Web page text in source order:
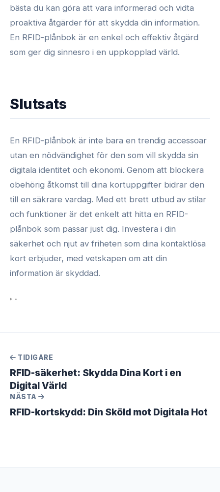
bästa du kan göra att vara informerad och vidta
proaktiva åtgärder för att skydda din information.
En RFID-plånbok är en enkel och effektiv åtgärd
som ger dig sinnesro i en uppkopplad värld.
Slutsats
En RFID-plånbok är inte bara en trendig accessoar
utan en nödvändighet för den som vill skydda sin
digitala identitet och ekonomi. Genom att blockera
obehörig åtkomst till dina kortuppgifter bidrar den
till en säkrare vardag. Med ett brett utbud av stilar
och funktioner är det enkelt att hitta en RFID-
plånbok som passar just dig. Investera i din
säkerhet och njut av friheten som dina kontaktlösa
kort erbjuder, med vetskapen om att din
information är skyddad.
•
TIDIGARE
RFID-säkerhet: Skydda Dina Kort i en
Digital Värld
NÄSTA
RFID-kortskydd: Din Sköld mot Digitala Hot